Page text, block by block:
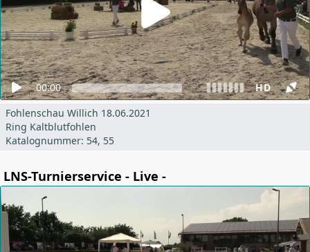
00:00
HD
Fohlenschau Willich 18.06.2021
Ring Kaltblutfohlen
Katalognummer: 54, 55
LNS-Turnierservice - Live -